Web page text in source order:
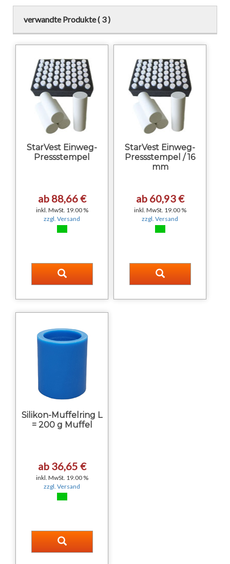
verwandte Produkte ( 3 )
StarVest Einweg-
Pressstempel
ab 88,66 €
inkl. MwSt. 19.00 %
zzgl. Versand
StarVest Einweg-
Pressstempel / 16
mm
ab 60,93 €
inkl. MwSt. 19.00 %
zzgl. Versand
Silikon-Muffelring L
= 200 g Muffel
ab 36,65 €
inkl. MwSt. 19.00 %
zzgl. Versand